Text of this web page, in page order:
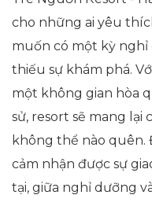
cho những ai yêu
muốn có một kỳ
thiếu sự khám phá.
một không gian hòa
sử, resort sẽ mang
không thể nào quên.
cảm nhận được sự
tại, giữa nghỉ dưỡng